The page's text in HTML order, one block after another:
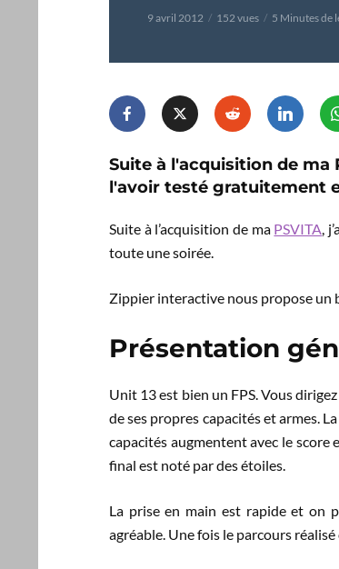
9 avril 2012 152 vues 5 Minutes de
Suite à l'acquisition de ma
l'avoir testé gratuitement
Suite à l’acquisition de ma PSVITA,
toute une soirée.
Zippier interactive nous propose un
Présentation
Unit 13 est bien un FPS. Vous
de ses propres capacités et armes.
capacités augmentent avec le
final est noté par des étoiles.
La prise en main est rapide et on
agréable. Une fois le parcours